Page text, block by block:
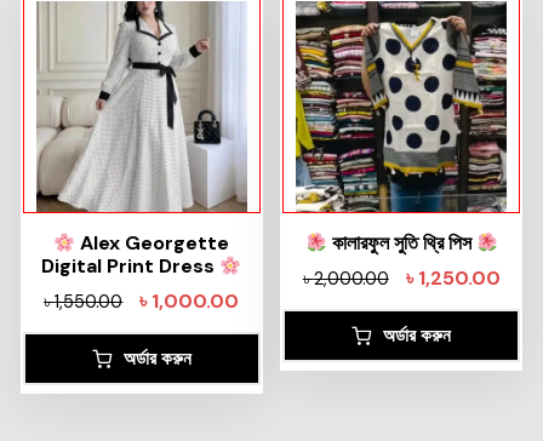
Alex Georgette
Digital Print Dress
৳1,550.00 ৳1,000.00
অর্ডার করুন
কালারফুল সুতি থ্রি পিস
৳2,000.00 ৳1,250.00
অর্ডার করুন